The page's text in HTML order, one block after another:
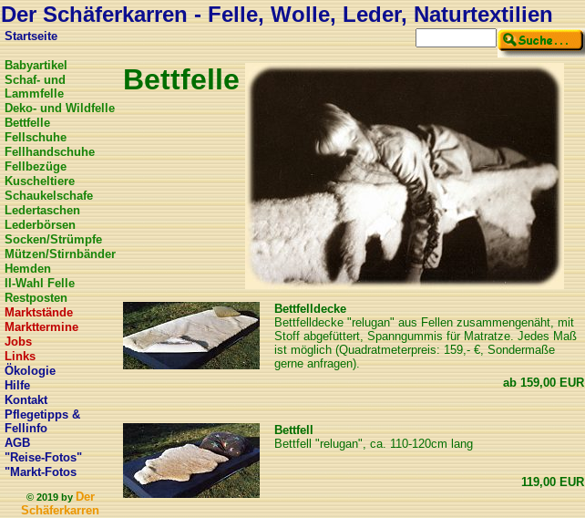
Der Schäferkarren - Felle, Wolle, Leder, Naturtextilien
Startseite
Babyartikel
Schaf- und
Lammfelle
Deko- und Wildfelle
Bettfelle
Fellschuhe
Fellhandschuhe
Fellbezüge
Kuscheltiere
Schaukelschafe
Ledertaschen
Lederbörsen
Socken/Strümpfe
Mützen/Stirnbänder
Hemden
II-Wahl Felle
Restposten
Marktstände
Markttermine
Jobs
Links
Ökologie
Hilfe
Kontakt
Pflegetipps &
Fellinfo
AGB
"Reise-Fotos"
"Markt-Fotos
© 2019 byDer
Schäferkarren
Bettfelle
Bettfelldecke
Bettfelldecke "relugan" aus Fellen zusammengenäht, mit
Stoff abgefüttert, Spanngummis für Matratze. Jedes Maß
ist möglich (Quadratmeterpreis: 159,- €, Sondermaße
gerne anfragen).
ab159,00 EUR
Bettfell
Bettfell "relugan", ca. 110-120cm lang
119,00 EUR